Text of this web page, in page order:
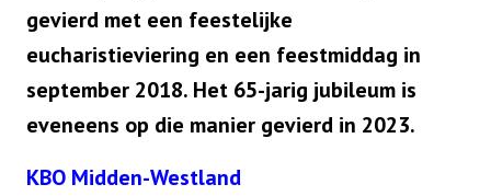
gevierd met een feestelijke
eucharistieviering en een feestmiddag in
september 2018. Het 65-jarig jubileum is
eveneens op die manier gevierd in 2023.
KBO Midden-Westland